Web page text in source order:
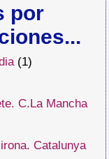
por
(1)
C.La Mancha
Catalunya